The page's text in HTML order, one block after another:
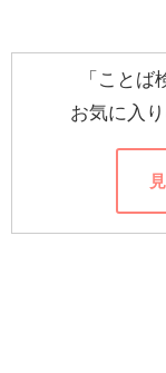
「こと
お気に入